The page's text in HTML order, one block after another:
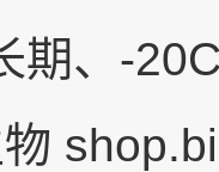
期、-